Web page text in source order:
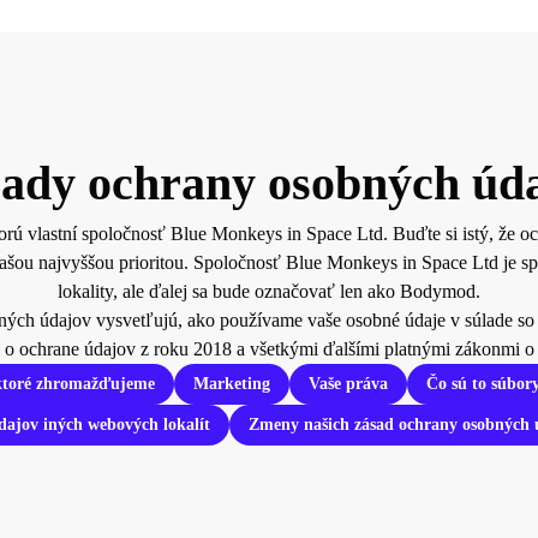
ochrany osobných
vlastní spoločnosť Blue Monkeys in Space Ltd. Buďte si istý, že
najvyššou prioritou. Spoločnosť Blue Monkeys in Space Ltd je
lokality, ale ďalej sa bude označovať len ako Bodymod.
údajov vysvetľujú, ako používame vaše osobné údaje v súlade
ochrane údajov z roku 2018 a všetkými ďalšími platnými zákonmi
zhromažďujeme Marketing Vaše práva Čo sú to
iných webových lokalít Zmeny našich zásad ochrany osobných